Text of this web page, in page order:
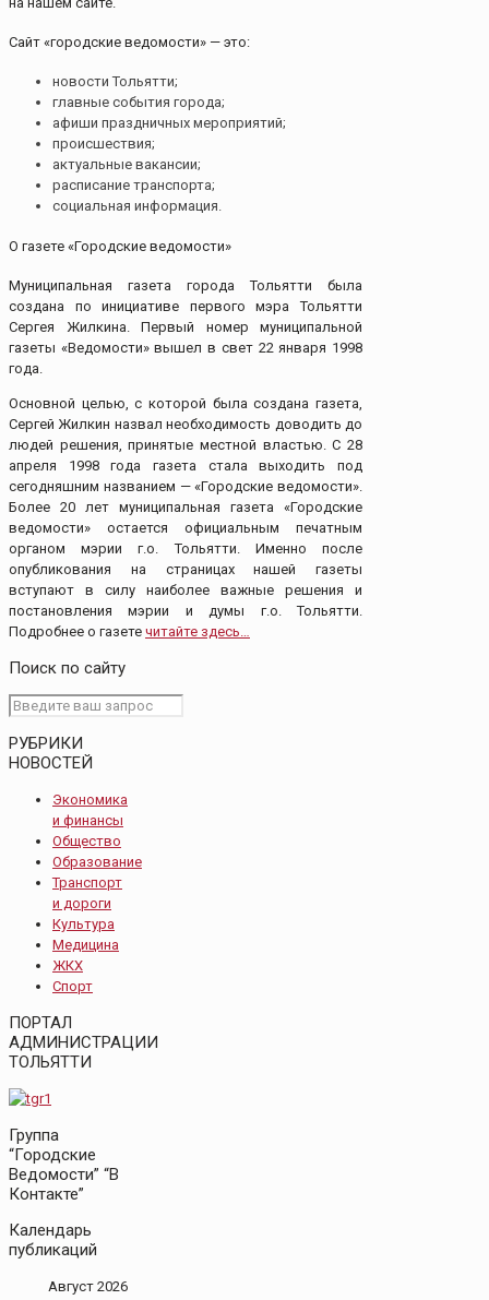
Сайт «городские ведомости» — это:
новости Тольятти;
главные события города;
афиши праздничных мероприятий;
происшествия;
актуальные вакансии;
расписание транспорта;
социальная информация.
О газете «Городские ведомости»
Муниципальная газета города Тольятти была
создана по инициативе первого мэра Тольятти
Сергея Жилкина. Первый номер муниципальной
газеты «Ведомости» вышел в свет 22 января 1998
года.
Основной целью, с которой была создана газета,
Сергей Жилкин назвал необходимость доводить до
людей решения, принятые местной властью. С 28
апреля 1998 года газета стала выходить под
сегодняшним названием — «Городские ведомости».
Более 20 лет муниципальная газета «Городские
ведомости» остается официальным печатным
органом мэрии г.о. Тольятти. Именно после
опубликования на страницах нашей газеты
вступают в силу наиболее важные решения и
постановления мэрии и думы г.о. Тольятти.
Подробнее о газете читайте здесь…
Поиск по сайту
РУБРИКИ
НОВОСТЕЙ
Экономика
и финансы
Общество
Образование
Транспорт
и дороги
Культура
Медицина
ЖКХ
Спорт
ПОРТАЛ
АДМИНИСТРАЦИИ
ТОЛЬЯТТИ
Группа
“Городские
Ведомости” “В
Контакте”
Календарь
публикаций
Август 2026